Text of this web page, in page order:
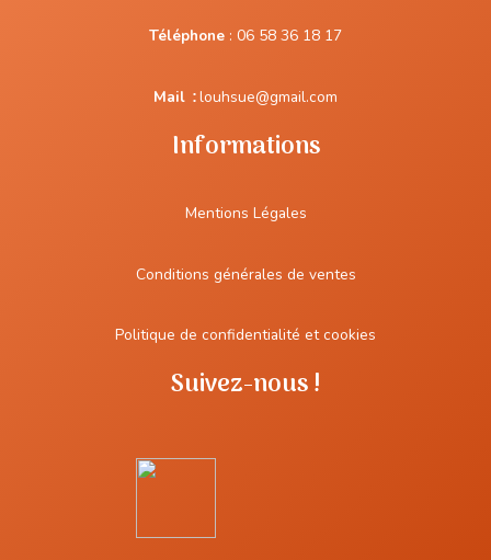
Téléphone : 06 58 36 18 17
Mail :louhsue@gmail.com
Informations
Mentions Légales
Conditions générales de ventes
Politique de confidentialité et cookies
Suivez-nous !